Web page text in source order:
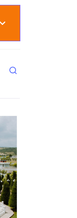
Kosova lëndohen